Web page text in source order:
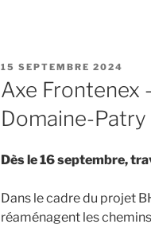
PUBLIÉ
LE
15 SEPTEMBRE 2024
Axe Frontenex
Domaine-Patry
Dès le 16 septembre,
Dans le cadre du projet
réaménagent les